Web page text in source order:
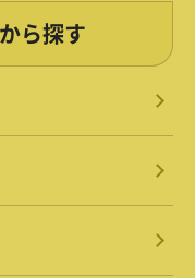
ら探す